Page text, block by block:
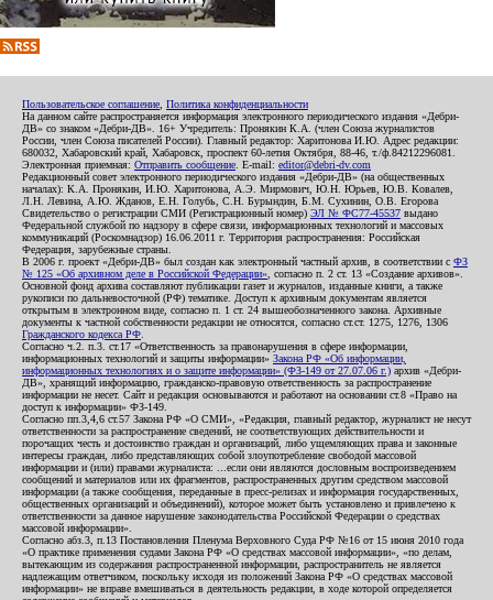
Пользовательское соглашение Политика конфиденциальности
На данном сайте распространяется информация электронного периодического издания «Дебри-
ДВ» со знаком «Дебри-ДВ». 16+ Учредитель: Пронякин К.А. (член Союза журналистов
России, член Союза писателей России). Главный редактор: Харитонова И.Ю. Адрес редакции:
680032, Хабаровский край, Хабаровск, проспект 60-летия Октября, 88-46, т./ф.84212296081.
Электронная приемная: Отправить сообщение . E-mail: editor@debri-dv.com
Редакционный совет электронного периодического издания «Дебри-ДВ» (на общественных
началах): К.А. Пронякин, И.Ю. Харитонова, А.Э. Мирмович, Ю.Н. Юрьев, Ю.В. Ковалев,
Л.Н. Левина, А.Ю. Жданов, Е.Н. Голубь, С.Н. Бурындин, Б.М. Сухинин, О.В. Егорова
Свидетельство о регистрации СМИ (Регистрационный номер) ЭЛ № ФС77-45537 выдано
Федеральной службой по надзору в сфере связи, информационных технологий и массовых
коммуникаций (Роскомнадзор) 16.06.2011 г. Территория распространения: Российская
Федерация, зарубежные страны.
В 2006 г. проект «Дебри-ДВ» был создан как электронный частный архив, в соответствии с ФЗ
№ 125 «Об архивном деле в Российской Федерации» , согласно п. 2 ст. 13 «Создание архивов».
Основной фонд архива составляют публикации газет и журналов, изданные книги, а также
рукописи по дальневосточной (РФ) тематике. Доступ к архивным документам является
открытым в электронном виде, согласно п. 1 ст. 24 вышеобозначенного закона. Архивные
документы к частной собственности редакции не относятся, согласно ст.ст. 1275, 1276, 1306
Гражданского кодекса РФ
Согласно ч.2. п.3. ст.17 «Ответственность за правонарушения в сфере информации,
информационных технологий и защиты информации» Закона РФ «Об информации,
информационных технологиях и о защите информации» (ФЗ-149 от 27.07.06 г.) архив «Дебри-
ДВ», хранящий информацию, гражданско-правовую ответственность за распространение
информации не несет. Сайт и редакция основываются и работают на основании ст.8 «Право на
доступ к информации» ФЗ-149.
Согласно пп.3,4,6 ст.57 Закона РФ «О СМИ», «Редакция, главный редактор, журналист не несут
ответственности за распространение сведений, не соответствующих действительности и
порочащих честь и достоинство граждан и организаций, либо ущемляющих права и законные
интересы граждан, либо представляющих собой злоупотребление свободой массовой
информации и (или) правами журналиста: ...если они являются дословным воспроизведением
сообщений и материалов или их фрагментов, распространенных другим средством массовой
информации (а также сообщения, переданные в пресс-релизах и информация государственных,
общественных организаций и объединений), которое может быть установлено и привлечено к
ответственности за данное нарушение законодательства Российской Федерации о средствах
массовой информации».
Согласно абз.3, п.13 Постановления Пленума Верховного Суда РФ №16 от 15 июня 2010 года
«О практике применения судами Закона РФ «О средствах массовой информации», «по делам,
вытекающим из содержания распространенной информации, распространитель не является
надлежащим ответчиком, поскольку исходя из положений Закона РФ «О средствах массовой
информации» не вправе вмешиваться в деятельность редакции, в ходе которой определяется